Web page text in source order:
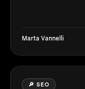
Marta Vannelli
🔎 SEO